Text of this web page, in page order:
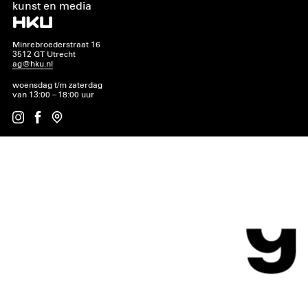
kunst en media
Minrebroederstraat 16
3512 GT Utrecht
ag@hku.nl
woensdag t/m zaterdag
van 13:00 – 18:00 uur